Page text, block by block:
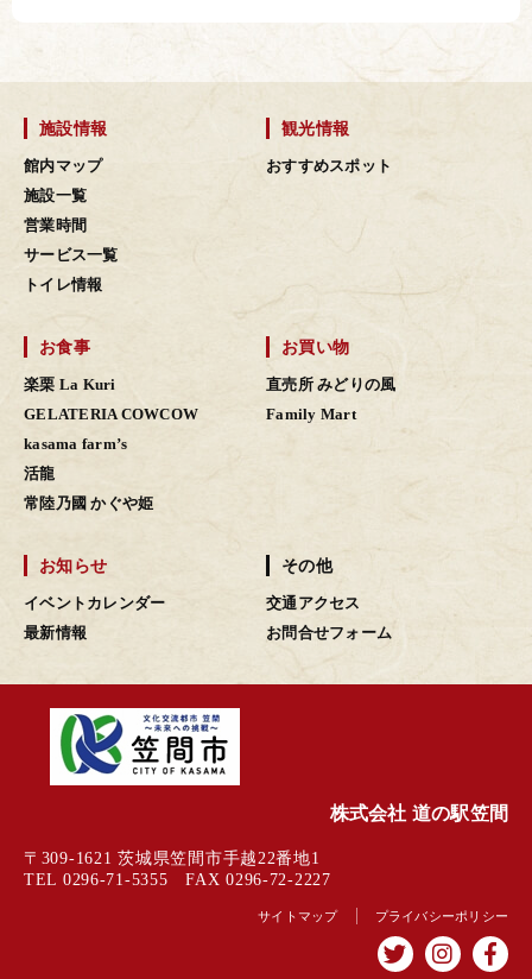
施設情報
館内マップ
施設一覧
営業時間
サービス一覧
トイレ情報
観光情報
おすすめスポット
お食事
楽栗 La Kuri
GELATERIA COWCOW
kasama farm’s
活龍
常陸乃國 かぐや姫
お買い物
直売所 みどりの風
Family Mart
お知らせ
イベントカレンダー
最新情報
その他
交通アクセス
お問合せフォーム
株式会社 道の駅笠間
〒309-1621 茨城県笠間市手越22番地1
TEL 0296-71-5355 FAX 0296-72-2227
サイトマップ プライバシーポリシー